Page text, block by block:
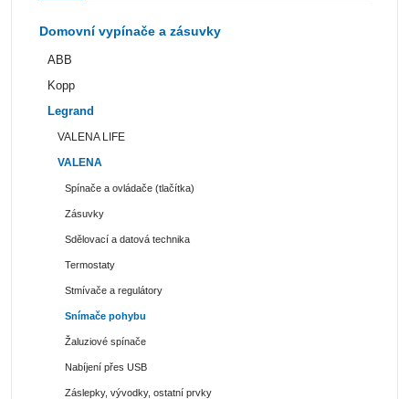
Domovní vypínače a zásuvky
ABB
Kopp
Legrand
VALENA LIFE
VALENA
Spínače a ovládače (tlačítka)
Zásuvky
Sdělovací a datová technika
Termostaty
Stmívače a regulátory
Snímače pohybu
Žaluziové spínače
Nabíjení přes USB
Záslepky, vývodky, ostatní prvky